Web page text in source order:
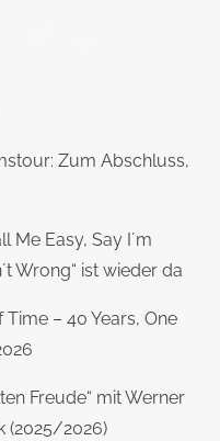
Zum Abschluss,
Me Easy, Say I´m
Wrong“ ist wieder da
– 40 Years, One
Freude“ mit Werner
(2025/2026)